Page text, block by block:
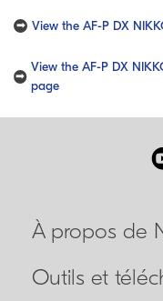
View the AF-P DX
View the AF-P DX
page
À propos de
Outils et